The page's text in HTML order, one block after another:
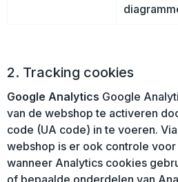
Themapakketten
Documententassen
Accessoires voor tassen
Schoenentassen
Golftassen
2. Tracking cookies
Google Analytics Google
van de webshop te activeren
code (UA code) in te voeren.
webshop is er ook controle voor
wanneer Analytics cookies
of bepaalde onderdelen van